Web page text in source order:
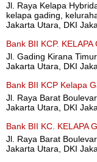
Jl. Raya Kelapa
kelapa gading,
Jakarta Utara, DKI
Bank BII KCP.
Jl. Gading Kirana
Jakarta Utara, DKI
Bank BII KCP Kelapa
Jl. Raya Barat
Jakarta Utara, DKI
Bank BII KC. KELAPA
Jl. Raya Barat
Jakarta Utara, DKI